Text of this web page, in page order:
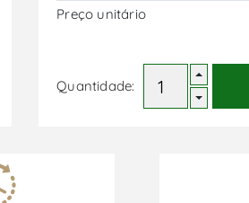
Preço unitário
Quantidade: